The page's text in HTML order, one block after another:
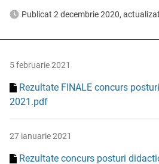
Publicat 2 decembrie 2020,
5 februarie 2021
Rezultate FINALE concurs
2021.pdf
27 ianuarie 2021
Rezultate concurs posturi